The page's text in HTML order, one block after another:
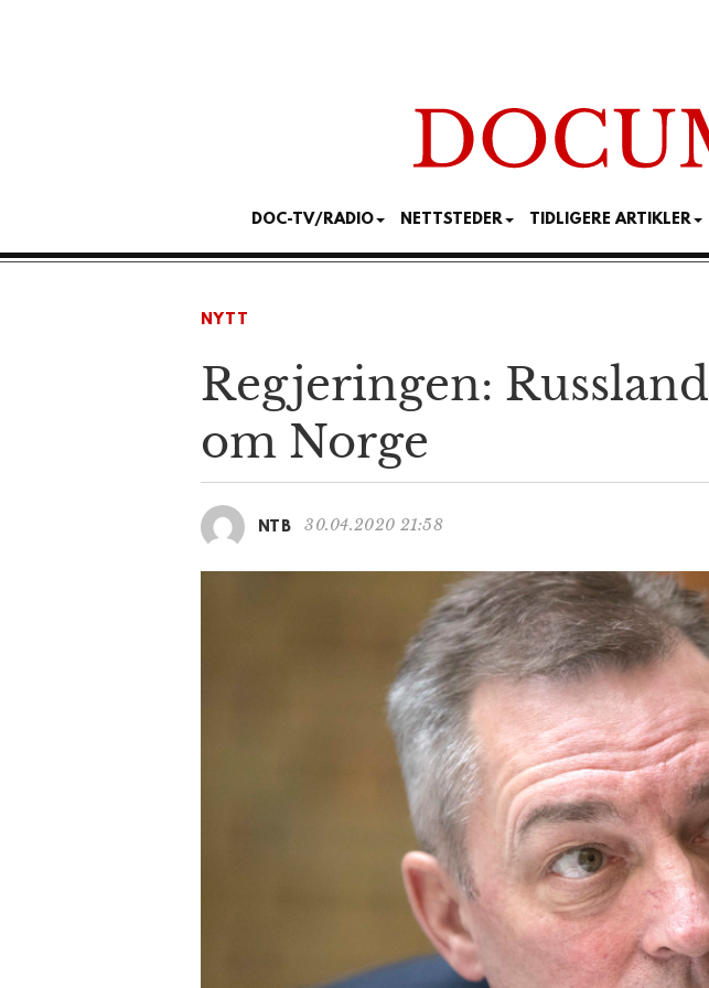
DOC-TV/RADIO NETTSTEDER TIDLIGERE ARTIKLER
NYTT
Regjeringen:
om Norge
NTB 30.04.2020 21:58